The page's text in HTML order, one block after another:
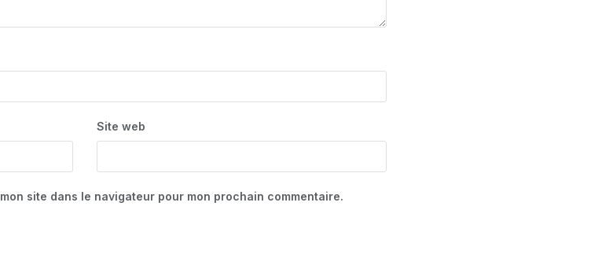
Site web
site dans le navigateur pour mon prochain commentaire.